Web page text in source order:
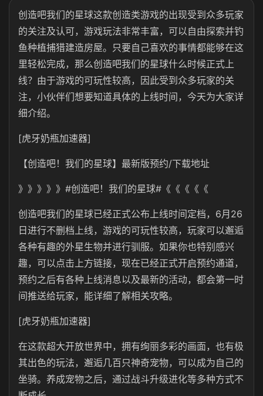
创造吧我们的星球这款创造类游戏的出现受到众多玩家
的关注及认可，游戏玩法非常丰富，可以自由探索并钓
鱼种植捕猎建造房屋。只要自己喜欢的事情都能够在这
里轻松完成，那么创造吧我们的星球什么时候正式上
线？由于游戏的可玩性较高，因此受到众多玩家的关
注，小伙伴们想要知道具体的上线时间，今天为大家详
细介绍。
[虎牙奶瓶加速器]
【创造吧！我们的星球】最新版预约/下载地址
》》》》》#创造吧！我们的星球#《《《《《
创造吧我们的星球已经正式公布上线时间定档，6月26
日进行不删档上线，游戏的可玩性较高，玩家可以邂逅
各种有趣的外星生物并进行驯服。如果你也特别感兴
趣，可以点击上方链接，现在已经正式开启预约通道，
预约之后有各种上线消息以及最新的活动，都会第一时
间推送给玩家，能详细了解相关攻略。
[虎牙奶瓶加速器]
在这款超大开放世界中，拥有绚丽多彩的画面，也有极
其出色的玩法，邂逅几百只神奇宠物，可以成为自己的
坐骑。养成宠物之后，通过战斗升级进化等多种方式不